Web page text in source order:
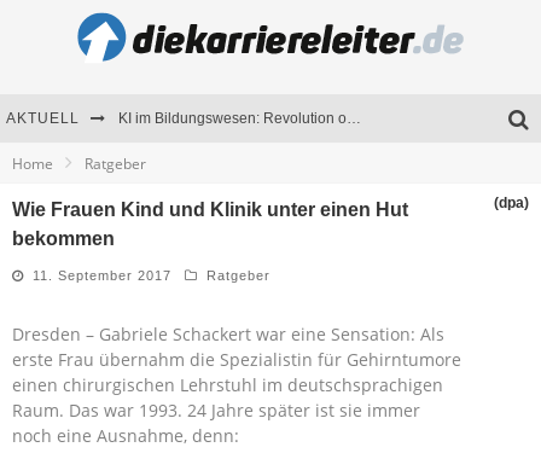
AKTUELL KI im Bildungswesen: Revolution oder Risiko für Schulen und Universitäten?
Seminare als Motivationsmotor – Wie Weiterbildung Mitarbeiter nachhaltig begeistert
Home Ratgeber
Wie Frauen Kind und Klinik unter einen Hut
bekommen
(dpa)
11. September 2017 Ratgeber
Dresden – Gabriele Schackert war eine Sensation: Als
erste Frau übernahm die Spezialistin für Gehirntumore
einen chirurgischen Lehrstuhl im deutschsprachigen
Raum. Das war 1993. 24 Jahre später ist sie immer
noch eine Ausnahme, denn: